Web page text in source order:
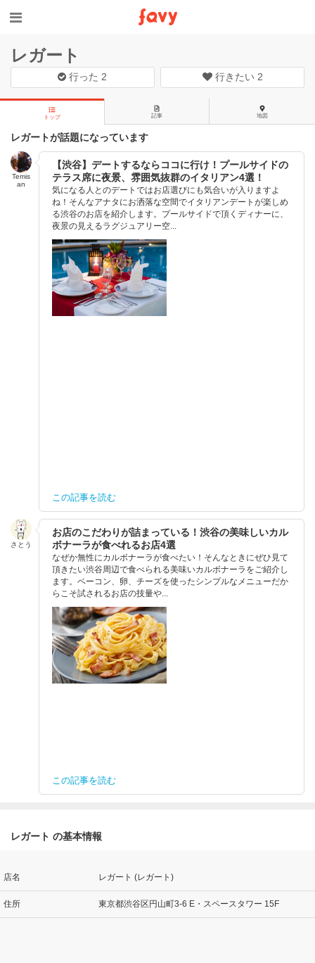
レガート
行った 2 行きたい 2
トップ 記事 地図
レガートが話題になっています
Temis
an
【渋谷】デートするならココに行け！プールサイドの
テラス席に夜景、雰囲気抜群のイタリアン4選！
気になる人とのデートではお店選びにも気合いが入りますよ
ね！そんなアナタにお洒落な空間でイタリアンデートが楽しめ
る渋谷のお店を紹介します。プールサイドで頂くディナーに、
夜景の見えるラグジュアリー空...
この記事を読む
さとう
お店のこだわりが詰まっている！渋谷の美味しいカル
ボナーラが食べれるお店4選
なぜか無性にカルボナーラが食べたい！そんなときにぜひ見て
頂きたい渋谷周辺で食べられる美味いカルボナーラをご紹介し
ます。ベーコン、卵、チーズを使ったシンプルなメニューだか
らこそ試されるお店の技量や...
この記事を読む
レガート の基本情報
店名 レガート (レガート)
住所 東京都渋谷区円山町3-6 E・スペースタワー 15F